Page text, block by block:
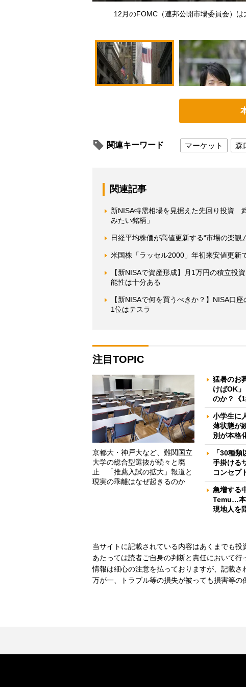
12月のFOMC（連邦公開市場委員会）は
関連キーワード マーケット 森
関連記事
新NISA特需相場を見据えた先回り投資
みたい銘柄」
日経平均株価が高値更新する“市場の楽観
米国株「ラッセル2000」年初来安値更新
【新NISAで資産形成】月1万円の積立
能性は十分ある
【新NISAで何を買うべきか？】NISA口
1位はテスラ
注目TOPIC
京都大・神戸大など、難関国立
大学の総合型選抜が続々と廃
止 「推薦入試の拡大」報道と
現実の乖離はなぜ起きるのか
猛暑のお
けばOK
のか？《
小学生に
薄状態が
別が本格
「30種
手掛ける
コンセプ
急増する
Temu…本
現地人を
当サイトに記載されている内容はあくまでも
あたっては読者ご自身の判断と責任において
情報は細心の注意を払っておりますが、記載さ
万が一、トラブル等の損失が被っても損害等の